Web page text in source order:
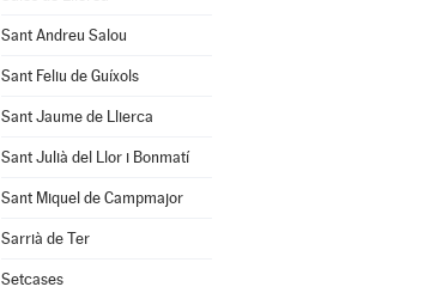
Sant Andreu Salou
Sant Feliu de Guíxols
Sant Jaume de Llierca
Sant Julià del Llor i Bonmatí
Sant Miquel de Campmajor
Sarrià de Ter
Setcases